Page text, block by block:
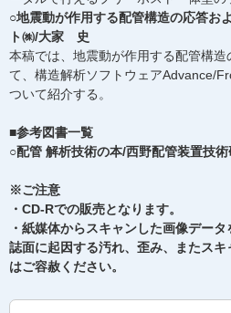
○地震動が作用する配管構造の応答お
ト㈱/大家 史
本稿では、地震動が作用する配管構
て、構造解析ソフトウェアAdvance/
ついて紹介する。
■参考図書一覧
○配管 解析技術の本/西野配管装置技
※ご注意
・CD-Rでの販売となります。
・紙媒体からスキャンした画像デー
誌面に起因する汚れ、歪み、またス
はご容赦ください。